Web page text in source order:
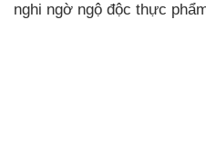
nghi ngờ ngộ độc thực